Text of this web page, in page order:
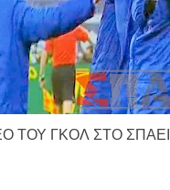
ΤΟΥ ΓΚΟΛ ΣΤΟ ΣΠΑΕΙ